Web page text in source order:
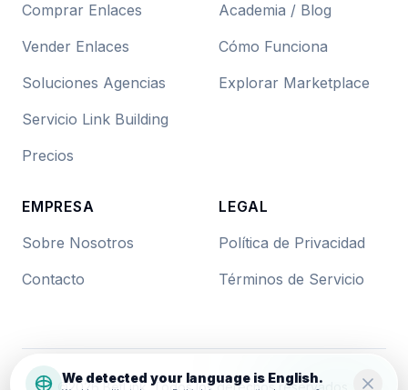
Comprar Enlaces
Vender Enlaces
Soluciones Agencias
Servicio Link Building
Precios
Academia / Blog
Cómo Funciona
Explorar Marketplace
EMPRESA
Sobre Nosotros
Contacto
LEGAL
Política de Privacidad
Términos de Servicio
©2026 BetLink. Todos los derechos reservados.
We detected your language is English.